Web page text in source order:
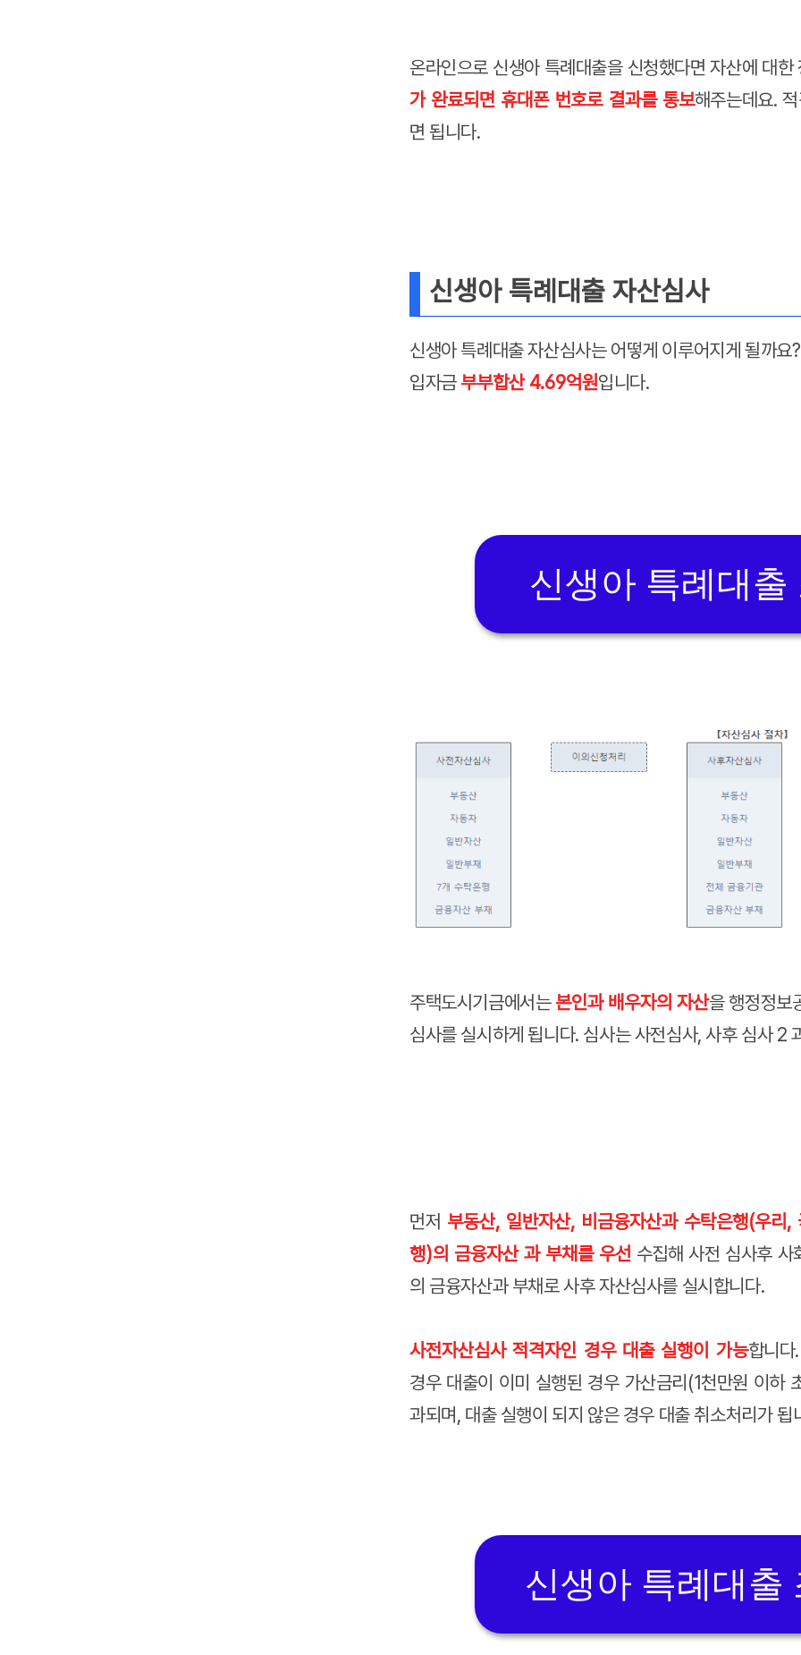
온라인으로 신생아 특례대출을 신청했다면 자산에 대
가 완료되면 휴대폰 번호로 결과를 통보해주는데요.
면 됩니다.
신생아 특례대출 자산심사
신생아 특례대출 자산심사는 어떻게 이루어지게 될까
입자금 부부합산 4.69억원입니다.
신생아 특례대출
주택도시기금에서는 본인과 배우자의 자산을 행정정보
심사를 실시하게 됩니다. 심사는 사전심사, 사후 심사 2
먼저 부동산, 일반자산, 비금융자산과 수탁은행(우리
행)의 금융자산 과 부채를 우선 수집해 사전 심사후 사
의 금융자산과 부채로 사후 자산심사를 실시합니다.
사전자산심사 적격자인 경우 대출 실행이 가능합니
경우 대출이 이미 실행된 경우 가산금리(1천만원 이
과되며, 대출 실행이 되지 않은 경우 대출 취소처리가 됩
신생아 특례대출